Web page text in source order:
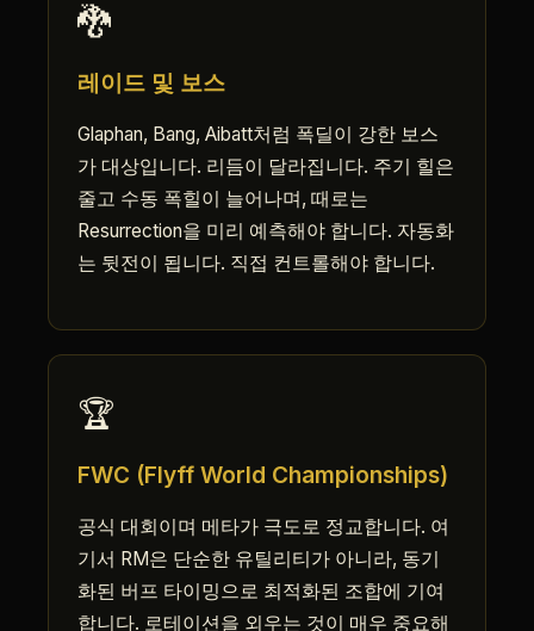
🐉
레이드 및 보스
Glaphan, Bang, Aibatt처럼 폭딜이 강한 보스
가 대상입니다. 리듬이 달라집니다. 주기 힐은
줄고 수동 폭힐이 늘어나며, 때로는
Resurrection을 미리 예측해야 합니다. 자동화
는 뒷전이 됩니다. 직접 컨트롤해야 합니다.
🏆
FWC (Flyff World Championships)
공식 대회이며 메타가 극도로 정교합니다. 여
기서 RM은 단순한 유틸리티가 아니라, 동기
화된 버프 타이밍으로 최적화된 조합에 기여
합니다. 로테이션을 외우는 것이 매우 중요해